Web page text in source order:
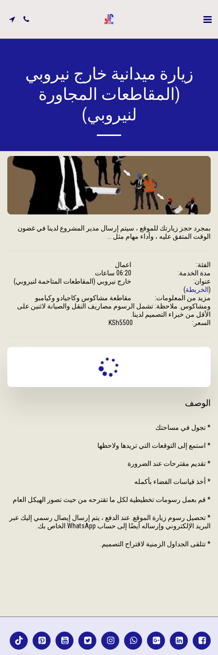
زيارة ميدانية خارج نيروبي
(المقاطعات المجاورة
لنيروبي)
الوقت المتفق عليه ، وأداء مهام مثل ...
الفئة:
اعمال
مدة الخدمة:
عنوان:
خارج نيروبي (المقاطعات المتاخمة لنيروبي)
(الخريطة)
مزيد من المعلومات:
مقاطعة مشاكوس وكاجيادو وكيامبو
ومشاكوس. ملاحظة: تشمل الرسوم مصاريف النقل والصيانة لاثنين على
الأقل من خبراء التصميم لدينا.
السعر:
KSh5500
الوصف
* تجول في مساحتك
* استمع إلى التوقعات التي تريدها ولاحظها
* تقديم مقترحات عند الضرورة
* أخذ قياسات الفضاء بأكمله
* قم بعمل رسومات تخطيطية لكل ما تقترحه من حيث تصور الهيكل العام
* تحصيل رسوم زيارة الموقع. عند الدفع ، يتم إرسال إيصال رسمي إليك عبر
البريد الإلكتروني وإرساله أيضًا إلى حساب WhatsApp الخاص بك.
* تتلقى الجداول الزمنية لاقتراح التصميم.